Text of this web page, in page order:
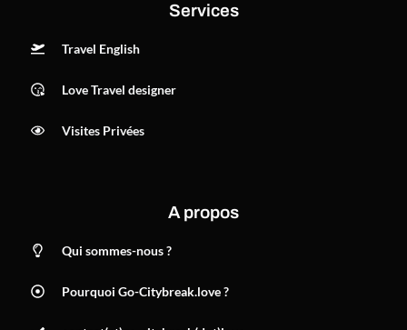
Services
Travel English
Love Travel designer
Visites Privées
A propos
Qui sommes-nous ?
Pourquoi Go-Citybreak.love ?